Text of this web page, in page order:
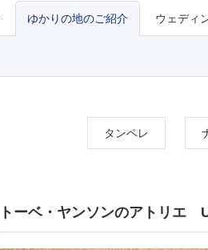
ゆかりの地のご紹介 ウェディ
タンペレ
トーベ・ヤンソンのアトリエ